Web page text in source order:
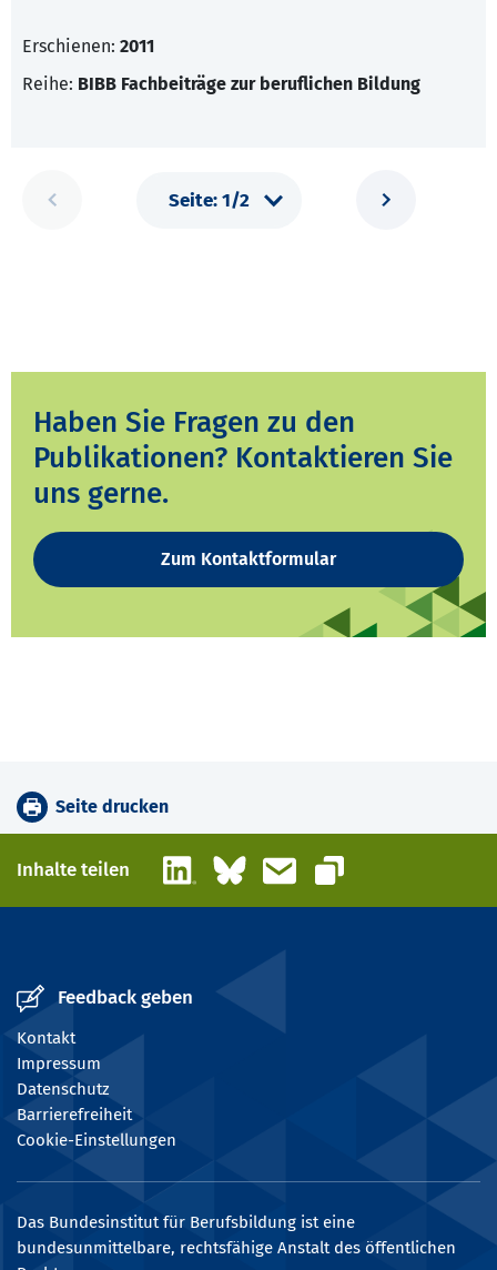
Erschienen: 2011
Reihe: BIBB Fachbeiträge zur beruflichen Bildung
Haben Sie Fragen zu den
Publikationen? Kontaktieren Sie
uns gerne.
Zum Kontaktformular
Seite drucken
Inhalte teilen LinkedInBlueskyE-Mail
Link kopieren
Feedback geben
Kontakt
Impressum
Datenschutz
Barrierefreiheit
Cookie-Einstellungen
Das Bundesinstitut für Berufsbildung ist eine
bundesunmittelbare, rechtsfähige Anstalt des öffentlichen